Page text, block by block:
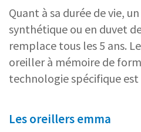
Quant à sa durée de vie,
synthétique ou en duvet
remplace tous les 5 ans.
oreiller à mémoire de
technologie spécifique est
Les oreillers emma